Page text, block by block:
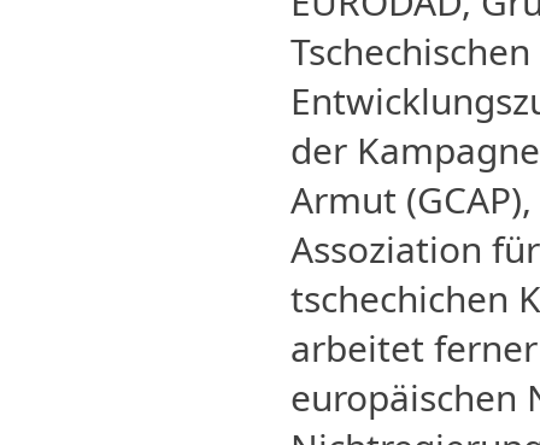
der
Armut
Assoziation
tschechichen
arbeitet
europäischen